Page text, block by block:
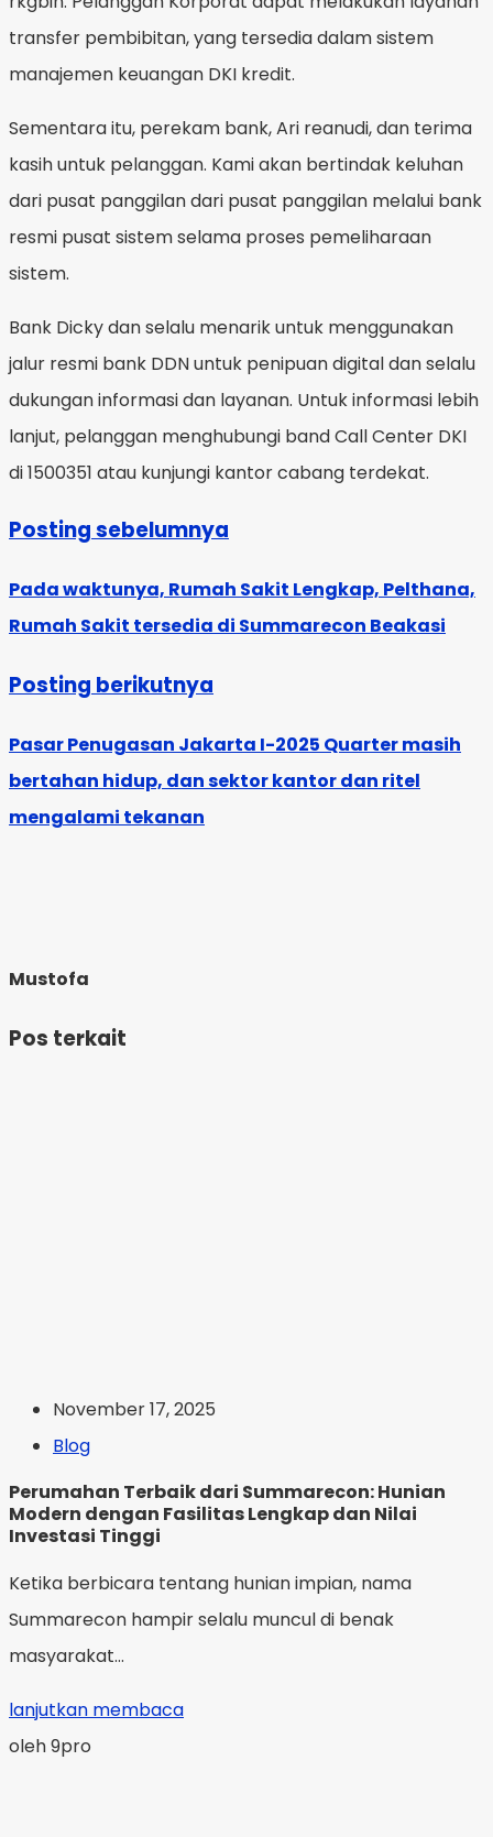
transfer pembibitan, yang tersedia dalam sistem
manajemen keuangan DKI kredit.
Sementara itu, perekam bank, Ari reanudi, dan terima
kasih untuk pelanggan. Kami akan bertindak keluhan
dari pusat panggilan dari pusat panggilan melalui bank
resmi pusat sistem selama proses pemeliharaan
sistem.
Bank Dicky dan selalu menarik untuk menggunakan
jalur resmi bank DDN untuk penipuan digital dan selalu
dukungan informasi dan layanan. Untuk informasi lebih
lanjut, pelanggan menghubungi band Call Center DKI
di 1500351 atau kunjungi kantor cabang terdekat.
Posting sebelumnya
Pada waktunya, Rumah Sakit Lengkap, Pelthana,
Rumah Sakit tersedia di Summarecon Beakasi
Posting berikutnya
Pasar Penugasan Jakarta I-2025 Quarter masih
bertahan hidup, dan sektor kantor dan ritel
mengalami tekanan
Mustofa
Pos terkait
November 17, 2025
Blog
Perumahan Terbaik dari Summarecon: Hunian
Modern dengan Fasilitas Lengkap dan Nilai
Investasi Tinggi
Ketika berbicara tentang hunian impian, nama
Summarecon hampir selalu muncul di benak
masyarakat...
lanjutkan membaca
oleh 9pro